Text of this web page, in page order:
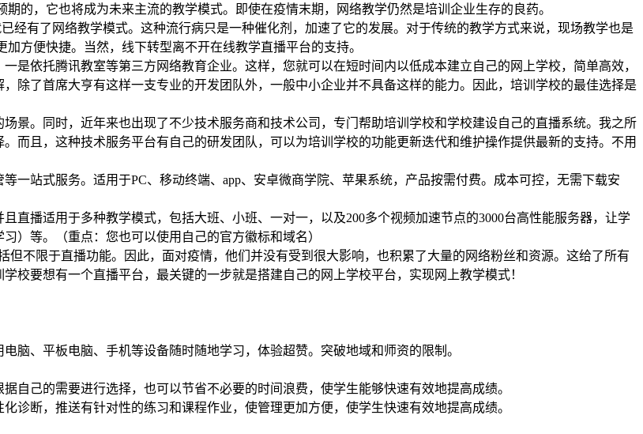
的，它也将成为未来主流的教学模式。即使在疫情末期，网络教学仍然是培训企业生存的良药。
经有了网络教学模式。这种流行病只是一种催化剂，加速了它的发展。对于传统的教学方式来说，现场教学也是
方便快捷。当然，线下转型离不开在线教学直播平台的支持。
是依托腾讯教室等第三方网络教育企业。这样，您就可以在短时间内以低成本建立自己的网上学校，简单高效，
除了首席大亨有这样一支专业的开发团队外，一般中小企业并不具备这样的能力。因此，培训学校的最佳选择是
景。同时，近年来也出现了不少技术服务商和技术公司，专门帮助培训学校和学校建设自己的直播系统。我之所
而且，这种技术服务平台有自己的研发团队，可以为培训学校的功能更新迭代和维护操作提供最新的支持。不用
一站式服务。适用于PC、移动终端、app、安卓微商学院、苹果系统，产品按需付费。成本可控，无需下载安
直播适用于多种教学模式，包括大班、小班、一对一，以及200多个视频加速节点的3000台高性能服务器，让学
）等。（重点：您也可以使用自己的官方徽标和域名）
但不限于直播功能。因此，面对疫情，他们并没有受到很大影响，也积累了大量的网络粉丝和资源。这给了所有
校要想有一个直播平台，最关键的一步就是搭建自己的网上学校平台，实现网上教学模式！
脑、平板电脑、手机等设备随时随地学习，体验超赞。突破地域和师资的限制。
自己的需要进行选择，也可以节省不必要的时间浪费，使学生能够快速有效地提高成绩。
诊断，推送有针对性的练习和课程作业，使管理更加方便，使学生快速有效地提高成绩。